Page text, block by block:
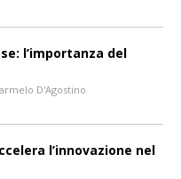
l’importanza del
D'Agostino
l’innovazione nel